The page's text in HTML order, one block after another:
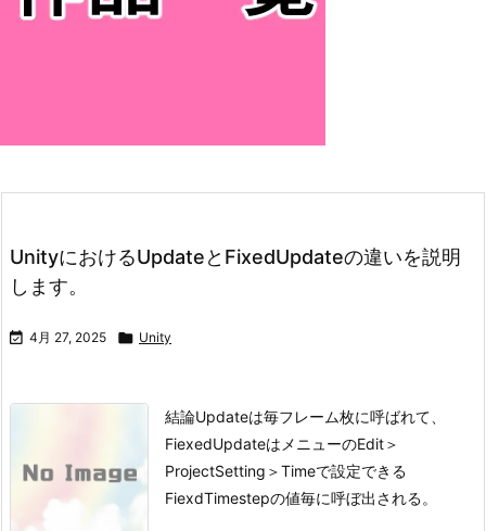
UnityにおけるUpdateとFixedUpdateの違いを説明
します。
 4月 27, 2025  Unity
結論Updateは毎フレーム枚に呼ばれて、
FiexedUpdateはメニューのEdit＞
ProjectSetting＞Timeで設定できる
FiexdTimestepの値毎に呼ぼ出される。